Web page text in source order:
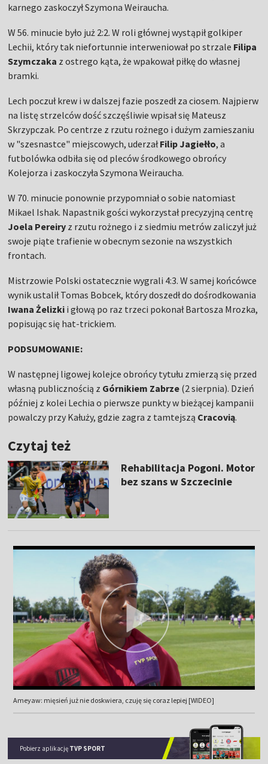
karnego zaskoczył Szymona Weiraucha.
W 56. minucie było już 2:2. W roli głównej wystąpił golkiper
Lechii, który tak niefortunnie interweniował po strzale Filipa
Szymczaka z ostrego kąta, że wpakował piłkę do własnej
bramki.
Lech poczuł krew i w dalszej fazie poszedł za ciosem. Najpierw
na listę strzelców dość szczęśliwie wpisał się Mateusz
Skrzypczak. Po centrze z rzutu rożnego i dużym zamieszaniu
w "szesnastce" miejscowych, uderzałFilip Jagiełło, a
futbolówka odbiła się od pleców środkowego obrońcy
Kolejorza i zaskoczyła Szymona Weiraucha.
W 70. minucie ponownie przypomniał o sobie natomiast
Mikael Ishak. Napastnik gości wykorzystał precyzyjną centrę
Joela Pereiry z rzutu rożnego i z siedmiu metrów zaliczył już
swoje piąte trafienie w obecnym sezonie na wszystkich
frontach.
Mistrzowie Polski ostatecznie wygrali 4:3. W samej końcówce
wynik ustalił Tomas Bobcek, który doszedł do dośrodkowania
Iwana Żelizki i głową po raz trzeci pokonał Bartosza Mrozka,
popisując się hat-trickiem.
PODSUMOWANIE:
W następnej ligowej kolejce obrońcy tytułu zmierzą się przed
własną publicznością z Górnikiem Zabrze (2 sierpnia). Dzień
później z kolei Lechia o pierwsze punkty w bieżącej kampanii
powalczy przy Kałuży, gdzie zagra z tamtejszą Cracovią.
Czytaj też
Rehabilitacja Pogoni. Motor
bez szans w Szczecinie
Ameyaw: mięsień już nie doskwiera, czuję się coraz lepiej [WIDEO]
Pobierz aplikację TVP SPORT